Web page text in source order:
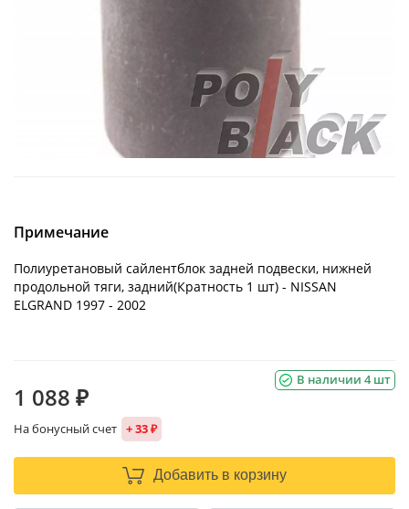
Примечание
Полиуретановый сайлентблок задней подвески, нижней
продольной тяги, задний(Кратность 1 шт) - NISSAN
ELGRAND 1997 - 2002
В наличии 4 шт
1 088 ₽
На бонусный счет + 33 ₽
Добавить в корзину